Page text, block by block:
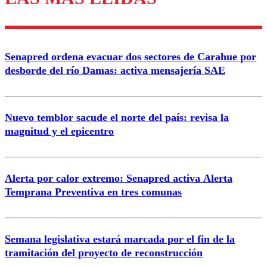
diálogo respetuoso.
Correo
Senapred ordena evacuar dos sectores de Carahue por
desborde del río Damas: activa mensajería SAE
Nuevo temblor sacude el norte del país: revisa la
magnitud y el epicentro
Alerta por calor extremo: Senapred activa Alerta
Temprana Preventiva en tres comunas
Semana legislativa estará marcada por el fin de la
tramitación del proyecto de reconstrucción